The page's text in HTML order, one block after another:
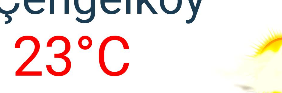
ÇATALCA HAVA DURUMU SULTANGAZI HAVA DURUMU KÜÇÜKÇEKMECE HAVA
SARIYER HAVA DURUMU
KAĞITHANE HAVA DURUMU MALTEPE HAVA DURUMU ERENKÖY HAVA DURUMU
BÜYÜKÇEKMECE HAVA DURUMU BAKIRKÖY HAVA DURUMU
BAYRAMPAŞA HAVA DURUMU